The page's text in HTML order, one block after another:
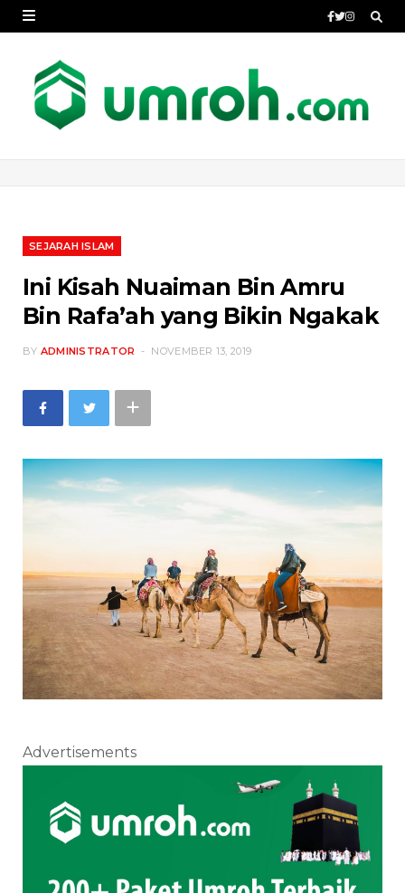
SEJARAH ISLAM
Ini Kisah Nuaiman Bin Amru
Bin Rafa’ah yang Bikin Ngakak
BY ADMINISTRATOR NOVEMBER 13, 2019
Advertisements